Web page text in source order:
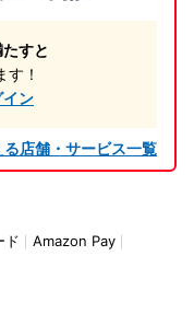
すと
す！
イン
る店舗・サービス一覧
ド
Amazon Pay